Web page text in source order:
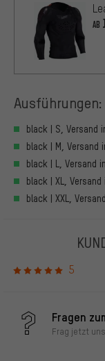
AB
Ausführungen:
black | S, Versand
black | M, Versand
black | L, Versand
black | XL,
black | XXL,
5
Fragen
Frag jetzt